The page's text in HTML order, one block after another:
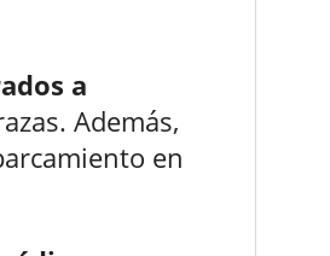
a
Además,
en